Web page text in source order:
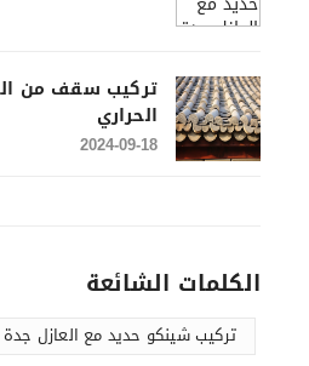
‏تركيب سقف من
الحراري
2024-09-18
الكلمات الشائعة
تركيب شينكو حديد مع العازل جدة